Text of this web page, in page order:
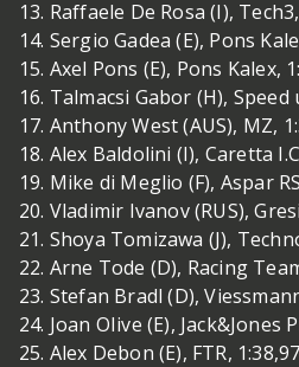
13. Raffaele De Rosa (I),
14. Sergio Gadea (E), Pons
15. Axel Pons (E), Pons Kalex,
16. Talmacsi Gabor (H), Speed
17. Anthony West (AUS), MZ,
18. Alex Baldolini (I), Caretta
19. Mike di Meglio (F), Aspar
20. Vladimir Ivanov (RUS),
21. Shoya Tomizawa (J),
22. Arne Tode (D), Racing
23. Stefan Bradl (D),
24. Joan OIive (E), Jack&Jones
25. Alex Debon (E), FTR,